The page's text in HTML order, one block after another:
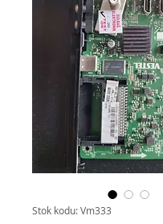
Stok kodu: Vm333